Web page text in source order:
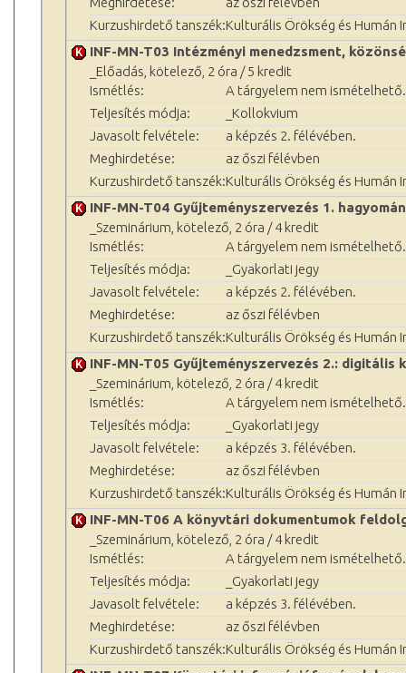
Kurzushirdető tanszék:Kulturális Örökség és Humán
INF-MN-T03 Intézményi menedzsment,
_Előadás, kötelező, 2 óra / 5 kredit
Ismétlés:
A tárgyelem nem ismételhető.
Teljesítés módja:
_Kollokvium
Javasolt felvétele:
a képzés 2. félévében.
Meghirdetése:
az őszi félévben
Kurzushirdető tanszék:Kulturális Örökség és Humán
INF-MN-T04 Gyűjteményszervezés 1.
_Szeminárium, kötelező, 2 óra / 4 kredit
Ismétlés:
A tárgyelem nem ismételhető.
Teljesítés módja:
_Gyakorlati jegy
Javasolt felvétele:
a képzés 2. félévében.
Meghirdetése:
az őszi félévben
Kurzushirdető tanszék:Kulturális Örökség és Humán
INF-MN-T05 Gyűjteményszervezés 2.:
_Szeminárium, kötelező, 2 óra / 4 kredit
Ismétlés:
A tárgyelem nem ismételhető.
Teljesítés módja:
_Gyakorlati jegy
Javasolt felvétele:
a képzés 3. félévében.
Meghirdetése:
az őszi félévben
Kurzushirdető tanszék:Kulturális Örökség és Humán
INF-MN-T06 A könyvtári dokumentumok
_Szeminárium, kötelező, 2 óra / 4 kredit
Ismétlés:
A tárgyelem nem ismételhető.
Teljesítés módja:
_Gyakorlati jegy
Javasolt felvétele:
a képzés 3. félévében.
Meghirdetése:
az őszi félévben
Kurzushirdető tanszék:Kulturális Örökség és Humán